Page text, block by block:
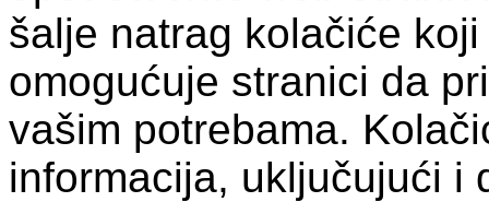
šalje natrag kolačiće
omogućuje stranici da
vašim potrebama.
informacija, uključujući i